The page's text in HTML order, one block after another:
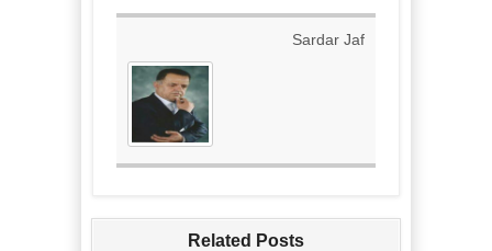
Sardar Jaf
Related Posts